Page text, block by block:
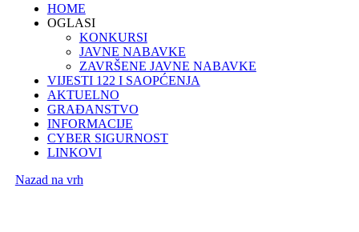
HOME
OGLASI
KONKURSI
JAVNE NABAVKE
ZAVRŠENE JAVNE NABAVKE
VIJESTI 122 I SAOPĆENJA
AKTUELNO
GRAĐANSTVO
INFORMACIJE
CYBER SIGURNOST
LINKOVI
Nazad na vrh